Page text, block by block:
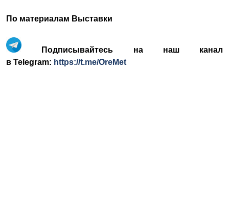
По материалам Выставки
Подписывайтесь на наш канал
в Telegram: https://t.me/OreMet